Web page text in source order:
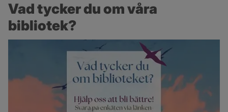
Vad tycker du om våra
bibliotek?